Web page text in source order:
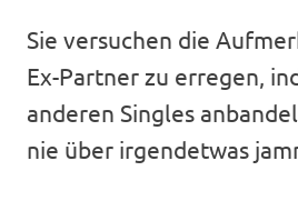
Sie versuchen die
Ex-Partner zu erregen,
anderen Singles
nie über irgendetwas